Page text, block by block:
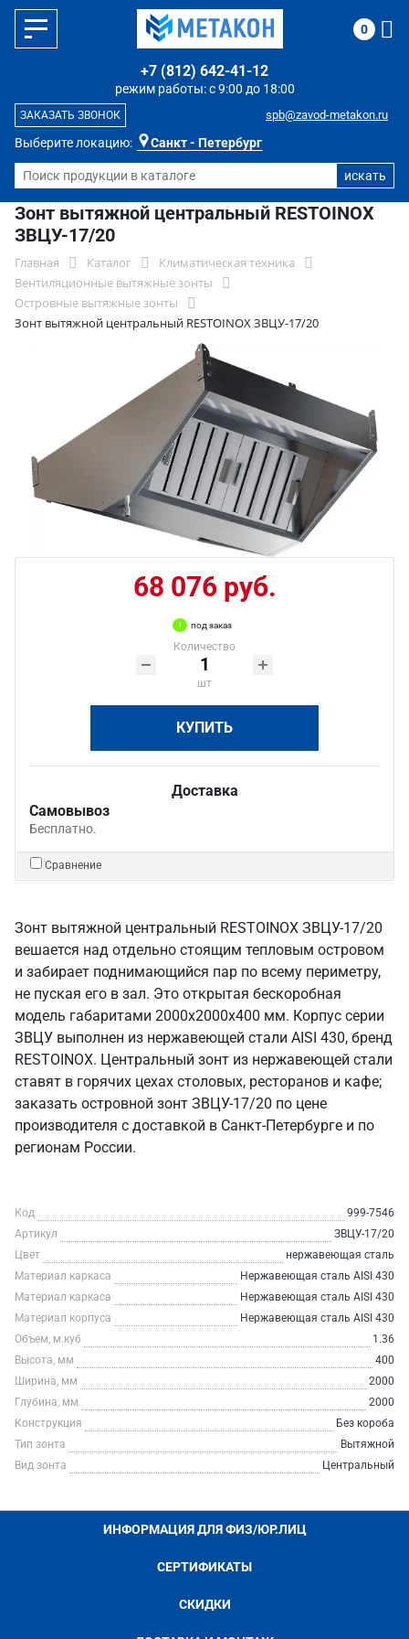
Выберите локацию: Санкт - Петербург
режим работы: с 9:00 до 18:00
+7 (812) 642-41-12
spb@zavod-metakon.ru
ЗАКАЗАТЬ ЗВОНОК
0
Зонт вытяжной центральный RESTOINOX
ЗВЦУ-17/20
Главная Каталог
Климатическая техника
Вентиляционные вытяжные зонты
Островные вытяжные зонты
Зонт вытяжной центральный RESTOINOX ЗВЦУ-17/20
68 076 руб.
под заказ
Количество
шт
КУПИТЬ
Доставка
Самовывоз
Бесплатно.
Сравнение
Зонт вытяжной центральный RESTOINOX ЗВЦУ-17/20
вешается над отдельно стоящим тепловым островом
и забирает поднимающийся пар по всему периметру,
не пуская его в зал. Это открытая бескоробная
модель габаритами 2000х2000х400 мм. Корпус серии
ЗВЦУ выполнен из нержавеющей стали AISI 430, бренд
RESTOINOX. Центральный зонт из нержавеющей стали
ставят в горячих цехах столовых, ресторанов и кафе;
заказать островной зонт ЗВЦУ-17/20 по цене
производителя с доставкой в Санкт‑Петербурге и по
регионам России.
Код
999-7546
Артикул
ЗВЦУ-17/20
Цвет
нержавеющая сталь
Материал каркаса
Нержавеющая сталь AISI 430
Материал каркаса
Нержавеющая сталь AISI 430
Материал корпуса
Нержавеющая сталь AISI 430
Объем, м.куб
1.36
Высота, мм
400
Ширина, мм
2000
Глубина, мм
2000
Конструкция
Без короба
Тип зонта
Вытяжной
Вид зонта
Центральный
ИНФОРМАЦИЯ ДЛЯ ФИЗ/ЮР.ЛИЦ
СЕРТИФИКАТЫ
СКИДКИ